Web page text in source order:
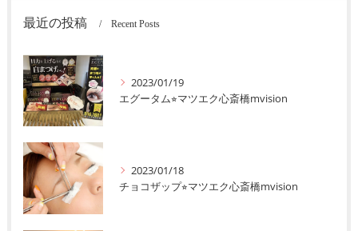
最近の投稿 Recent Posts
2023/01/19
エグータム⭐︎マツエク心斎橋mvision
2023/01/18
チョコザップ⭐︎マツエク心斎橋mvision